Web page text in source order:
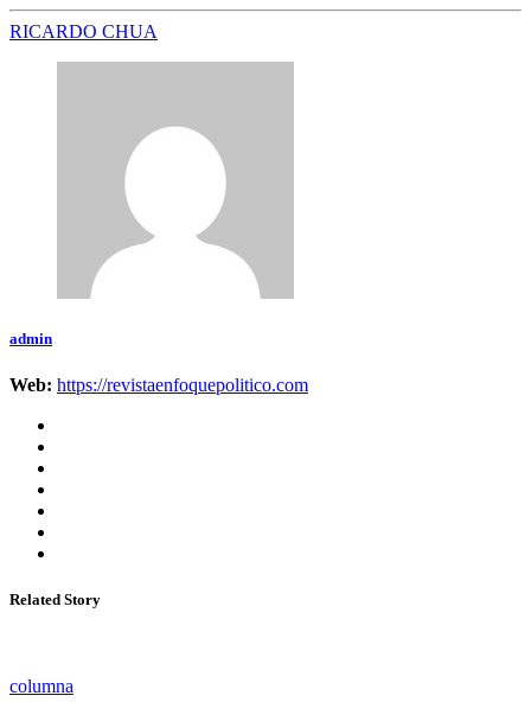
RICARDO CHUA
admin
Web: https://revistaenfoquepolitico.com
Related Story
columna